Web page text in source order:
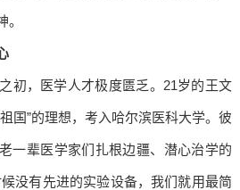
初，医学人才极度匮乏。21岁的王文
国”的理想，考入哈尔滨医科大学。彼
一辈医学家们扎根边疆、潜心治学的
没有先进的实验设备，我们就用最简